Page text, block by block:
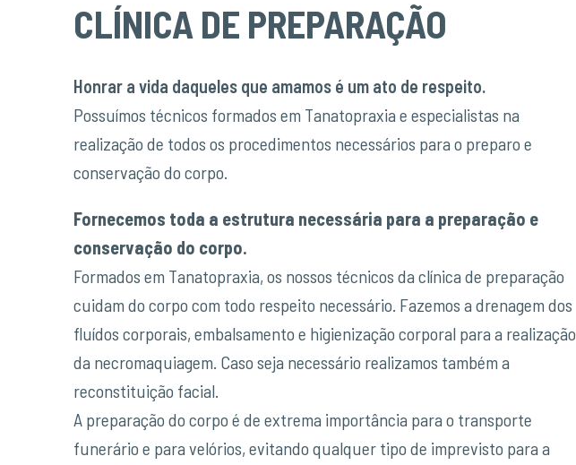
CLÍNICA DE PREPARAÇÃO
Honrar a vida daqueles que amamos é um ato de respeito.
Possuímos técnicos formados em Tanatopraxia e especialistas na
realização de todos os procedimentos necessários para o preparo e
conservação do corpo.
Fornecemos toda a estrutura necessária para a preparação e
conservação do corpo.
Formados em Tanatopraxia, os nossos técnicos da clínica de preparação
cuidam do corpo com todo respeito necessário. Fazemos a drenagem dos
fluídos corporais, embalsamento e higienização corporal para a realização
da necromaquiagem. Caso seja necessário realizamos também a
reconstituição facial.
A preparação do corpo é de extrema importância para o transporte
funerário e para velórios, evitando qualquer tipo de imprevisto para a